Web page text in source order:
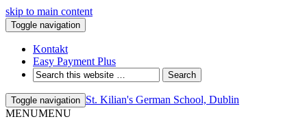
skip to main content
Toggle navigation
Kontakt
Easy Payment Plus
Toggle navigation St. Kilian's German School, Dublin
MENUMENU